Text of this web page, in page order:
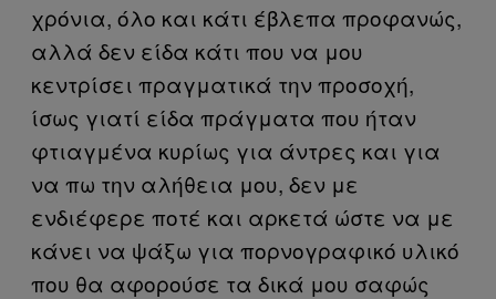
χρόνια, όλο και κάτι έβλεπα προφανώς,
αλλά δεν είδα κάτι που να μου
κεντρίσει πραγματικά την προσοχή,
ίσως γιατί είδα πράγματα που ήταν
φτιαγμένα κυρίως για άντρες και για
να πω την αλήθεια μου, δεν με
ενδιέφερε ποτέ και αρκετά ώστε να με
κάνει να ψάξω για πορνογραφικό υλικό
που θα αφορούσε τα δικά μου σαφώς